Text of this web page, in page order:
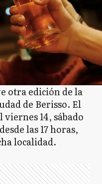
otra edición de la
de Berisso. El
viernes 14, sábado
las 17 horas,
localidad.